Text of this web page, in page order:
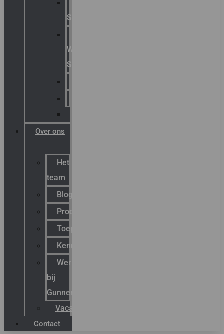
Signaling
Warning
Signals
Over ons
Het
team
Blog
Productnieuws
Toepassingen
Kenniscentrum
Werken
bij
Gunneman
Vacatures
Contact